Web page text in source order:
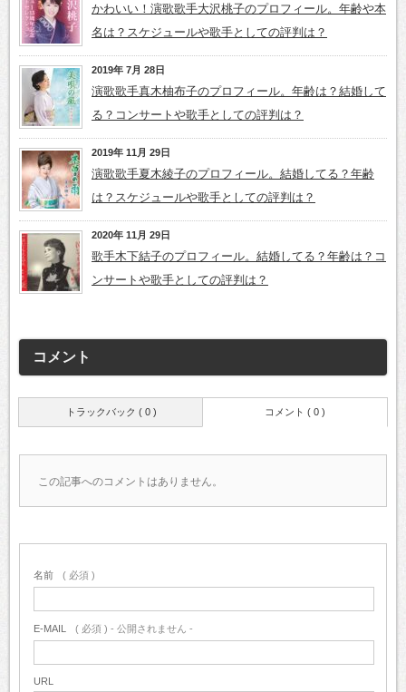
かわいい！演歌歌手大沢桃子のプロフィール。年齢や本
名は？スケジュールや歌手としての評判は？
2019年 7月 28日
演歌歌手真木柚布子のプロフィール。年齢は？結婚して
る？コンサートや歌手としての評判は？
2019年 11月 29日
演歌歌手夏木綾子のプロフィール。結婚してる？年齢
は？スケジュールや歌手としての評判は？
2020年 11月 29日
歌手木下結子のプロフィール。結婚してる？年齢は？コ
ンサートや歌手としての評判は？
コメント
トラックバック ( 0 ) コメント ( 0 )
この記事へのコメントはありません。
名前 ( 必須 )
E-MAIL ( 必須 ) - 公開されません -
URL